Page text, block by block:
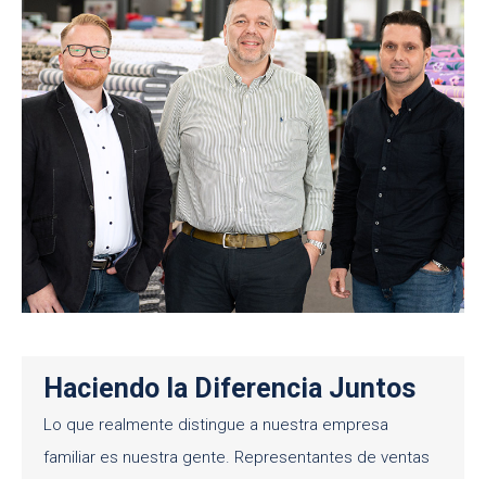
Haciendo la Diferencia Juntos
Lo que realmente distingue a nuestra empresa
familiar es nuestra gente. Representantes de ventas